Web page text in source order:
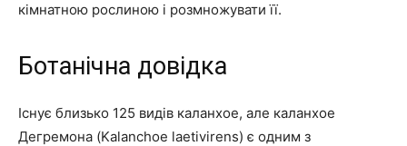
кімнатною рослиною і розмножувати її.
Ботанічна довідка
Існує близько 125 видів каланхое, але каланхое
Дегремона (Kalanchoe laetivirens) є одним з